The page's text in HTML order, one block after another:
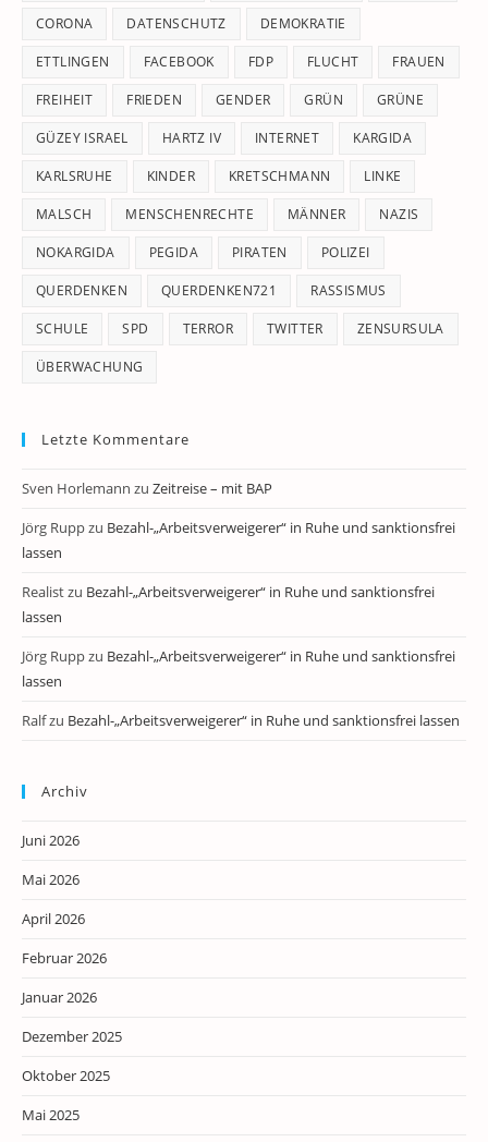
CORONA DATENSCHUTZ DEMOKRATIE
ETTLINGEN FACEBOOK FDP FLUCHT FRAUEN
FREIHEIT FRIEDEN GENDER GRÜN GRÜNE
GÜZEY ISRAEL HARTZ IV INTERNET KARGIDA
KARLSRUHE KINDER KRETSCHMANN LINKE
MALSCH MENSCHENRECHTE MÄNNER NAZIS
NOKARGIDA PEGIDA PIRATEN POLIZEI
QUERDENKEN QUERDENKEN721 RASSISMUS
SCHULE SPD TERROR TWITTER ZENSURSULA
ÜBERWACHUNG
Letzte Kommentare
Sven Horlemann zu Zeitreise – mit BAP
Jörg Ruppzu Bezahl-„Arbeitsverweigerer“ in Ruhe und sanktionsfrei
lassen
Realistzu Bezahl-„Arbeitsverweigerer“ in Ruhe und sanktionsfrei
lassen
Jörg Ruppzu Bezahl-„Arbeitsverweigerer“ in Ruhe und sanktionsfrei
lassen
Ralfzu Bezahl-„Arbeitsverweigerer“ in Ruhe und sanktionsfrei lassen
Archiv
Juni 2026
Mai 2026
April 2026
Februar 2026
Januar 2026
Dezember 2025
Oktober 2025
Mai 2025